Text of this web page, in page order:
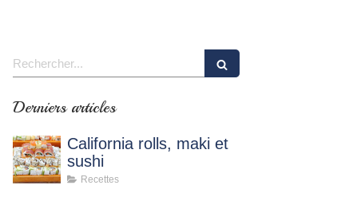
Rechercher
Derniers articles
California rolls, maki et
sushi
Recettes